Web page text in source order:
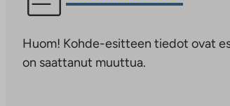
palveluun.
Linkki
Huom! Kohde-esitteen tiedot ovat
on saattanut muuttua.